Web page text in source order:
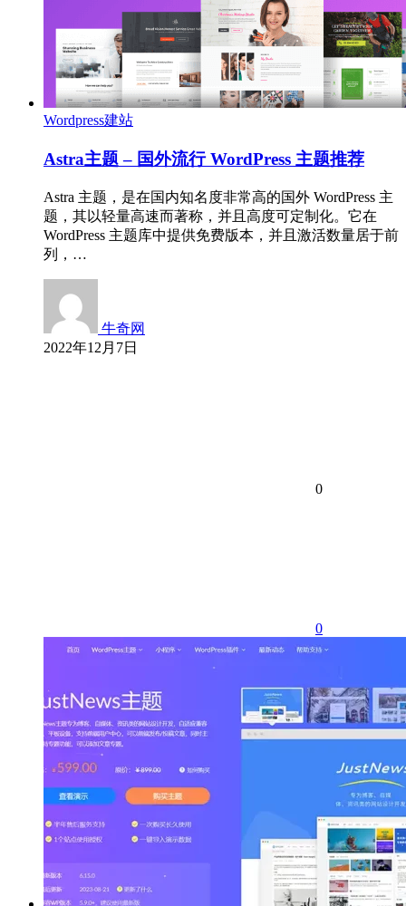
Wordpress建站
Astra主题 – 国外流行 WordPress 主题推荐
Astra 主题，是在国内知名度非常高的国外 WordPress 主
题，其以轻量高速而著称，并且高度可定制化。它在
WordPress 主题库中提供免费版本，并且激活数量居于前
列，…
牛奇网
2022年12月7日
0
0